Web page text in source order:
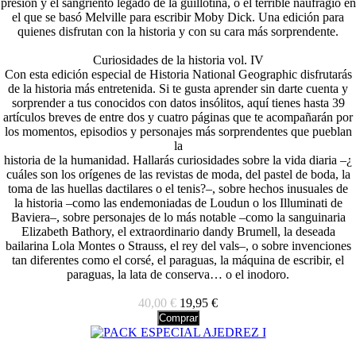
presión y el sangriento legado de la guillotina, o el terrible naufragio en
el que se basó Melville para escribir Moby Dick. Una edición para
quienes disfrutan con la historia y con su cara más sorprendente.
Curiosidades de la historia vol. IV
Con esta edición especial de Historia National Geographic disfrutarás
de la historia más entretenida. Si te gusta aprender sin darte cuenta y
sorprender a tus conocidos con datos insólitos, aquí tienes hasta 39
artículos breves de entre dos y cuatro páginas que te acompañarán por
los momentos, episodios y personajes más sorprendentes que pueblan
la
historia de la humanidad. Hallarás curiosidades sobre la vida diaria –¿
cuáles son los orígenes de las revistas de moda, del pastel de boda, la
toma de las huellas dactilares o el tenis?–, sobre hechos inusuales de
la historia –como las endemoniadas de Loudun o los Illuminati de
Baviera–, sobre personajes de lo más notable –como la sanguinaria
Elizabeth Bathory, el extraordinario dandy Brumell, la deseada
bailarina Lola Montes o Strauss, el rey del vals–, o sobre invenciones
tan diferentes como el corsé, el paraguas, la máquina de escribir, el
paraguas, la lata de conserva… o el inodoro.
40,00 € 19,95 €
Comprar